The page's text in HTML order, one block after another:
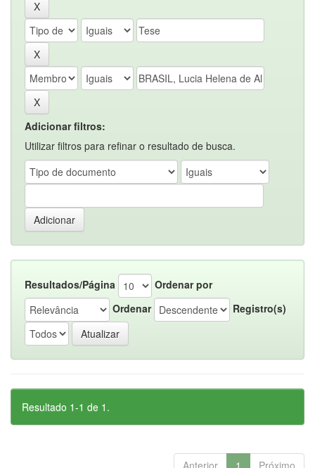
Adicionar filtros:
Utilizar filtros para refinar o resultado de busca.
Resultados/Página
Ordenar por
Ordenar
Registro(s)
Resultado 1-1 de 1.
Anterior 1 Próximo